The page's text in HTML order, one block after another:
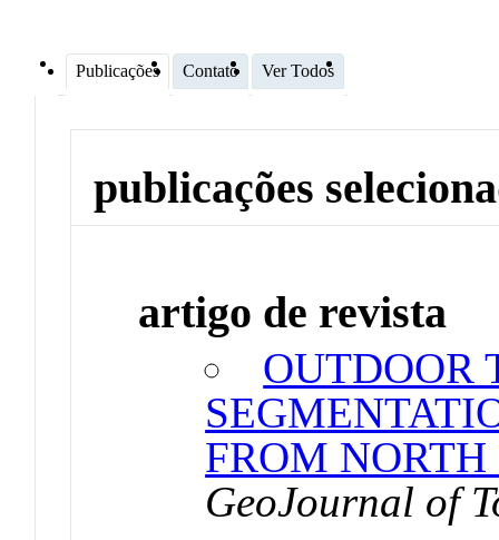
Publicações Contato Ver Todos
publicações
artigo de revista
OUTDOOR
FROM
GeoJournal of